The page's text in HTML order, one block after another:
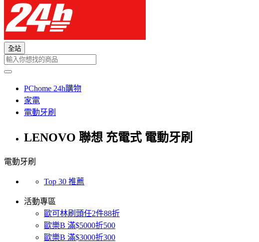
全站
PChome 24h購物
家電
電動牙刷
LENOVO 聯想 充電式 電動牙刷
電動牙刷
Top 30 推薦
活動專區
歐可林刷頭任2件88折
歐樂B 滿$5000折500
歐樂B 滿$3000折300